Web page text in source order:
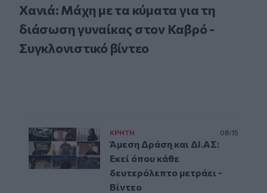
Χανιά: Μάχη με τα κύματα για τη
διάσωση γυναίκας στον Καβρό -
Συγκλονιστικό βίντεο
ΚΡΗΤΗ 08:15
Άμεση Δράση και ΔΙ.ΑΣ:
Εκεί όπου κάθε
δευτερόλεπτο μετράει -
Βίντεο